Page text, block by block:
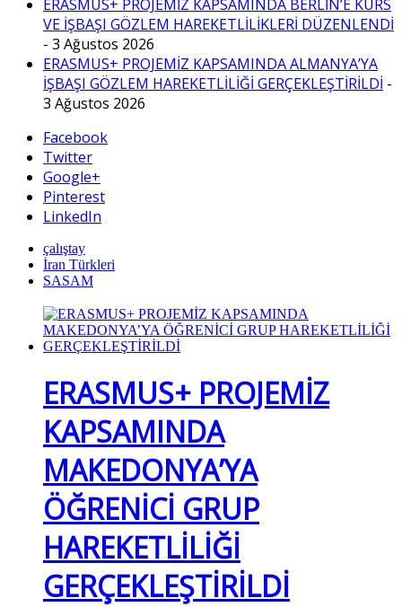
ERASMUS+ PROJEMİZ KAPSAMINDA BERLİN’E KURS
VE İŞBAŞI GÖZLEM HAREKETLİLİKLERİ DÜZENLENDİ
- 3 Ağustos 2026
ERASMUS+ PROJEMİZ KAPSAMINDA ALMANYA’YA
İŞBAŞI GÖZLEM HAREKETLİLİĞİ GERÇEKLEŞTİRİLDİ -
3 Ağustos 2026
Facebook
Twitter
Google+
Pinterest
LinkedIn
çalıştay
İran Türkleri
SASAM
ERASMUS+ PROJEMİZ
KAPSAMINDA
MAKEDONYA’YA
ÖĞRENİCİ GRUP
HAREKETLİLİĞİ
GERÇEKLEŞTİRİLDİ